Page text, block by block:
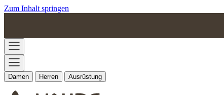
Zum Inhalt springen
Damen Herren Ausrüstung